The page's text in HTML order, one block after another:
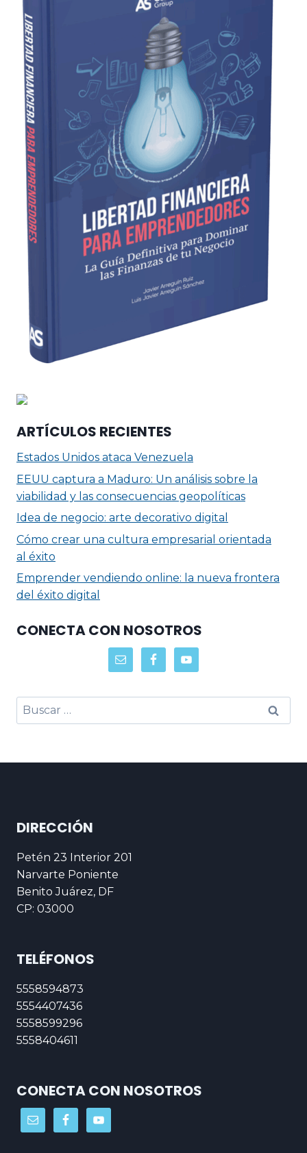
ARTÍCULOS RECIENTES
Estados Unidos ataca Venezuela
EEUU captura a Maduro: Un análisis sobre la
viabilidad y las consecuencias geopolíticas
Idea de negocio: arte decorativo digital
Cómo crear una cultura empresarial orientada
al éxito
Emprender vendiendo online: la nueva frontera
del éxito digital
CONECTA CON NOSOTROS
DIRECCIÓN
Petén 23 Interior 201
Narvarte Poniente
Benito Juárez, DF
CP: 03000
TELÉFONOS
5558594873
5554407436
5558599296
5558404611
CONECTA CON NOSOTROS